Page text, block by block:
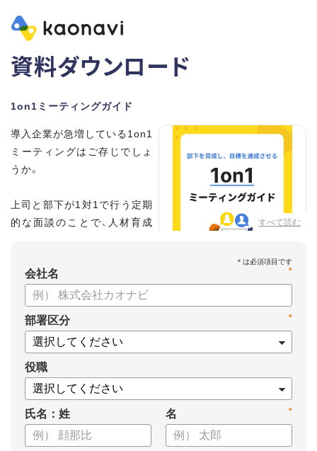
資料ダウンロード
1on1ミーティングガイド
すべて読む
導入企業が急増している1on1
ミーティングはご存じでしょ
うか。
上司と部下が1対1で行う定期
的な面談のことで、人材育成
こちらの資料では、
・1on1とは何か？
・1on1の基本的なやり方
・ 1on1 の基本アジェンダと質問例
についてまとめましたので、ぜひお役立てください。
*
会社名
*
部署区分
役職
氏名：姓 *
名